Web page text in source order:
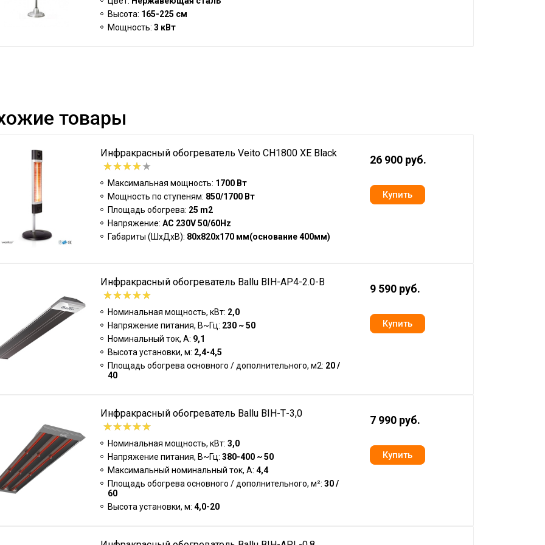
Высота: 165-225 см
Мощность: 3 кВт
товары
Инфракрасный обогреватель Veito CH1800 XE Black
Максимальная мощность: 1700 Вт
Мощность по ступеням: 850/1700 Вт
Площадь обогрева: 25 m2
Напряжение: AC 230V 50/60Hz
Габариты (ШxДxВ): 80х820х170 мм(основание 400мм)
26 900 руб.
Инфракрасный обогреватель Ballu BIH-AP4-2.0-B
Номинальная мощность, кВт: 2,0
Напряжение питания, В~Гц: 230 ~ 50
Номинальный ток, А: 9,1
Высота установки, м: 2,4-4,5
Площадь обогрева основного / дополнительного, м2: 20 /
40
9 590 руб.
Инфракрасный обогреватель Ballu BIH-Т-3,0
Номинальная мощность, кВт: 3,0
Напряжение питания, В~Гц: 380-400 ~ 50
Максимальный номинальный ток, А: 4,4
Площадь обогрева основного / дополнительного, м²: 30 /
60
Высота установки, м: 4,0-20
7 990 руб.